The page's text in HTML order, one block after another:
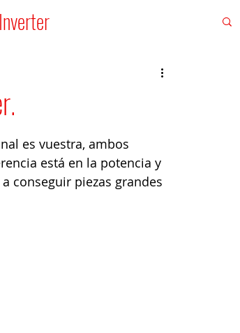
Inverter
es vuestra, ambos
está en la potencia y
conseguir piezas grandes